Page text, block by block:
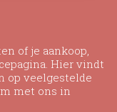
of je aankoop,
Hier vindt
op veelgestelde
met ons in